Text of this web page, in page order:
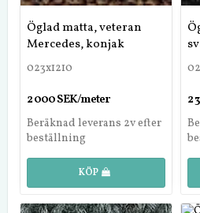
Öglad matta, veteran
Mercedes, konjak
023x1210
2 000 SEK/meter
Beräknad leverans 2v efter
beställning
KÖP
2